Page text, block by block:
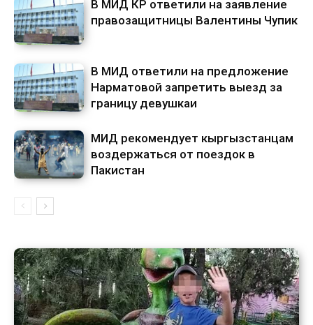
В МИД КР ответили на заявление
правозащитницы Валентины Чупик
В МИД ответили на предложение
Нарматовой запретить выезд за
границу девушкаи
МИД рекомендует кыргызстанцам
воздержаться от поездок в
Пакистан